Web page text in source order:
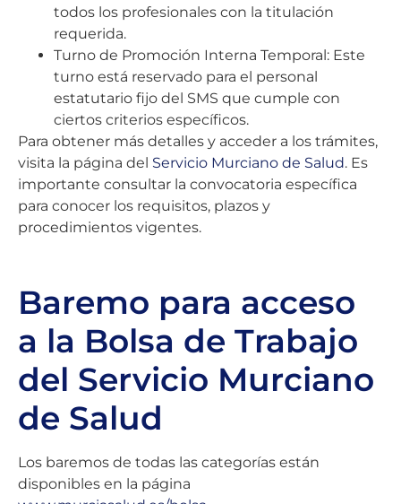
todos los profesionales con la titulación
requerida.
Turno de Promoción Interna Temporal: Este
turno está reservado para el personal
estatutario fijo del SMS que cumple con
ciertos criterios específicos.
Para obtener más detalles y acceder a los trámites,
visita la página del Servicio Murciano de Salud. Es
importante consultar la convocatoria específica
para conocer los requisitos, plazos y
procedimientos vigentes.
Baremo para acceso
a la Bolsa de Trabajo
del Servicio Murciano
de Salud
Los baremos de todas las categorías están
disponibles en la página